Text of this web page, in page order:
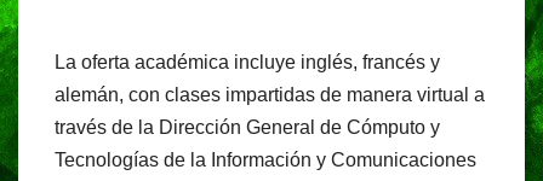
La oferta académica incluye inglés, francés y
alemán, con clases impartidas de manera virtual a
través de la Dirección General de Cómputo y
Tecnologías de la Información y Comunicaciones